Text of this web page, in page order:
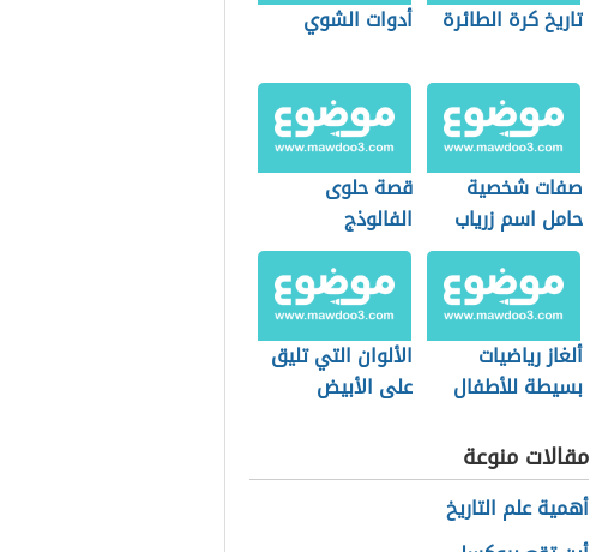
تاريخ كرة الطائرة أدوات الشوي
صفات شخصية
حامل اسم زرياب
قصة حلوى
الفالوذج
ألغاز رياضيات
بسيطة للأطفال
الألوان التي تليق
على الأبيض
مقالات منوعة
أهمية علم التاريخ